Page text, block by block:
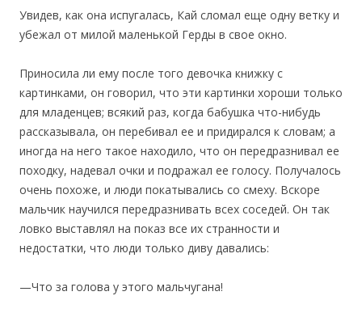
Увидев, как она испугалась, Кай сломал еще одну ветку и
убежал от милой маленькой Герды в свое окно.
Приносила ли ему после того девочка книжку с
картинками, он говорил, что эти картинки хороши только
для младенцев; всякий раз, когда бабушка что-нибудь
рассказывала, он перебивал ее и придирался к словам; а
иногда на него такое находило, что он передразнивал ее
походку, надевал очки и подражал ее голосу. Получалось
очень похоже, и люди покатывались со смеху. Вскоре
мальчик научился передразнивать всех соседей. Он так
ловко выставлял на показ все их странности и
недостатки, что люди только диву давались:
—Что за голова у этого мальчугана!